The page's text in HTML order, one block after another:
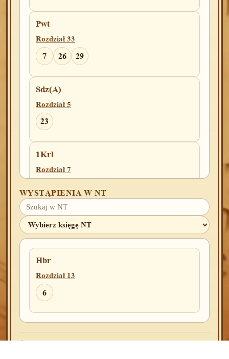
Pwt
Rozdział 33
7 26 29
Sdz(A)
Rozdział 5
23
1Krl
Rozdział 7
Rozdział 22
42
1Krn
Rozdział 12
WYSTĄPIENIA W NT
Hbr
Rozdział 13
6
Źródło:Blue Letter Bible